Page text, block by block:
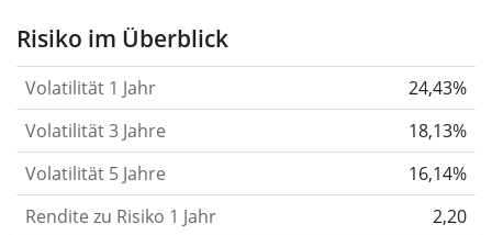
Aktie, des ETF, usw.) in der Vergangenheit
gelten im Allgemeinen als risikoreicher. Wir
berechnen die Volatilität auf Basis der Daten der
letzten 1, 3 und 5 Jahre, damit du sehen kannst, ob
die Kursschwankungen im Laufe der Zeit stärker
oder schwächer wurden. Weitere Informationen
Risiko im Überblick
Volatilität 1 Jahr
24,43%
Volatilität 3 Jahre
18,13%
Volatilität 5 Jahre
16,14%
Rendite zu Risiko 1 Jahr
2,20